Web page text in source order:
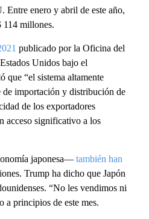
enero y abril de este año,
114 millones.
publicado por la Oficina del
Unidos bajo el
que “el sistema altamente
de importación y distribución de
de los exportadores
acceso significativo a los
japonesa— también han
Trump ha dicho que Japón
“No les vendimos ni
a principios de este mes.